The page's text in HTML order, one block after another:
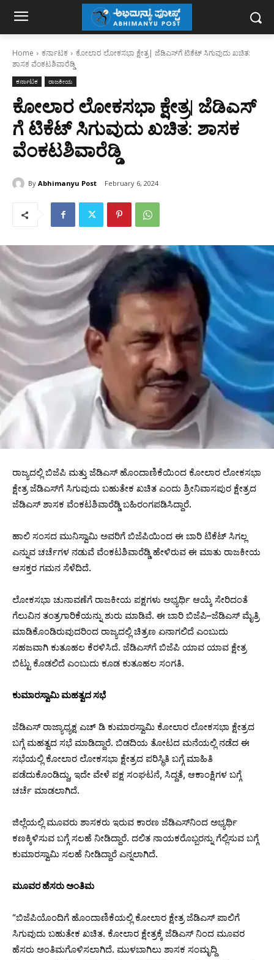
Home ಕರ್ನಾಟಕ
ಕೋಲಾರ ಲೋಕಸಭಾ ಕ್ಷೇತ್ರ| ಜೆಡಿಎಸ್​ಗೆ ಟಿಕೆಟ್ ಸಿಗುವುದು ಖಚಿತ:‌
ಶಾಸಕ ವೆಂಕಟಶಿವಾರೆಡ್ಡಿ
ಕರ್ನಾಟಕ ರಾಜಕೀಯ
ಕೋಲಾರ ಲೋಕಸಭಾ ಕ್ಷೇತ್ರ| ಜೆಡಿಎಸ್​
ಗೆ ಟಿಕೆಟ್ ಸಿಗುವುದು ಖಚಿತ:‌ ಶಾಸಕ
ವೆಂಕಟಶಿವಾರೆಡ್ಡಿ
By Abhimanyu Post February 6, 2024
ರಾಜ್ಯದಲ್ಲಿ ಬಿಜೆಪಿ ಮತ್ತು ಜೆಡಿಎಸ್‌ ಹೊಂದಾಣಿಕೆಯಿಂದ ಕೋಲಾರ ಲೋಕಸಭಾ
ಕ್ಷೇತ್ರ ಜೆಡಿಎಸ್​ಗೆ ಸಿಗುವುದು ಬಹುತೇಕ ಖಚಿತ ಎಂದು ಶ್ರೀನಿವಾಸಪುರ ಕ್ಷೇತ್ರದ
ಜೆಡಿಎಸ್ ಶಾಸಕ ವೆಂಕಟಶಿವಾರೆಡ್ಡಿ ಬಹಿರಂಗಪಡಿಸಿದ್ದಾರೆ.
ಹಾಲಿ ಸಂಸದ ಮುನಿಸ್ವಾಮಿ ಅವರಿಗೆ ಬಿಜೆಪಿಯಿಂದ ಈ ಬಾರಿ ಟಿಕೆಟ್‌ ಸಿಗಲ್ಲ
ಎನ್ನುವ ಚರ್ಚೆಗಳ ನಡುವೆ ವೆಂಕಟಶಿವಾರೆಡ್ಡಿ ಹೇಳಿರುವ ಈ ಮಾತು ರಾಜಕೀಯ
ಆಸಕ್ತರ ಗಮನ ಸೆಳೆದಿದೆ.
ಲೋಕಸಭಾ ಚುನಾವಣೆಗೆ ರಾಜಕೀಯ ಪಕ್ಷಗಳು ಅಭ್ಯರ್ಥಿ ಆಯ್ಕೆ ಸೇರಿದಂತೆ
ಗೆಲುವಿನ ತಂತ್ರಗಾರಿಕೆಯನ್ನು ಶುರು ಮಾಡಿವೆ. ಈ ಬಾರಿ ಬಿಜೆಪಿ–ಜೆಡಿಎಸ್‌ ಮೈತ್ರಿ
ಮಾಡಿಕೊಂಡಿರುವುದರಿಂದ ರಾಜ್ಯದಲ್ಲಿ ಚಿತ್ರಣ ಏನಾಗಲಿದೆ ಎಂಬುದು
ಸಹಜವಾಗಿ ಕುತೂಹಲ ಕೆರಳಿಸಿದೆ. ಜೆಡಿಎಸ್​ಗೆ ಬಿಜೆಪಿ ಯಾವ ಯಾವ ಕ್ಷೇತ್ರ
ಬಿಟ್ಟು ಕೊಡಲಿದೆ ಎಂಬುದು ಕೂಡ ಕುತೂಹಲ ಸಂಗತಿ.
ಕುಮಾರಸ್ವಾಮಿ ಮಹತ್ವದ ಸಭೆ
ಜೆಡಿಎಸ್​ ರಾಜ್ಯಾಧ್ಯಕ್ಷ ಎಚ್​ ಡಿ ಕುಮಾರಸ್ವಾಮಿ ಕೋಲಾರ ಲೋಕಸಭಾ ಕ್ಷೇತ್ರದ
ಬಗ್ಗೆ ಮಹತ್ವದ ಸಭೆ ಮಾಡಿದ್ದಾರೆ. ಬಿಡದಿಯ ತೋಟದ ಮನೆಯಲ್ಲಿ ನಡೆದ ಈ
ಸಭೆಯಲ್ಲಿ ಕೋಲಾರ ಲೋಕಸಭಾ ಕ್ಷೇತ್ರದ ಪರಿಸ್ಥಿತಿ ಬಗ್ಗೆ ಮಾಹಿತಿ
ಪಡೆದುಕೊಂಡಿದ್ದು, ಇದೇ ವೇಳೆ ಪಕ್ಷ ಸಂಘಟನೆ, ಸಿದ್ದತೆ, ಆಕಾಂಕ್ಷಿಗಳ ಬಗ್ಗೆ
ಚರ್ಚೆ ಮಾಡಲಾಗಿದೆ.
ಜಿಲ್ಲೆಯಲ್ಲಿ ಮೂವರು ಶಾಸಕರು ಇರುವ ಕಾರಣ ಜೆಡಿಎಸ್‌ನಿಂದ ಅಭ್ಯರ್ಥಿ
ಕಣಕ್ಕಿಳಿಸುವ ಬಗ್ಗೆ ಸಲಹೆ ನೀಡಿದ್ದಾರೆ. ದಲಿತ ನಾಯಕರೊಬ್ಬರನ್ನು ಗೆಲ್ಲಿಸುವ ಬಗ್ಗೆ
ಕುಮಾರಸ್ವಾಮಿ ಸಲಹೆ ನೀಡಿದ್ದಾರೆ ಎನ್ನಲಾಗಿದೆ.
ಮೂವರ ಹೆಸರು ಅಂತಿಮ
“ಬಿಜೆಪಿಯೊಂದಿಗೆ ಹೊಂದಾಣಿಕೆಯಲ್ಲಿ ಕೋಲಾರ ಕ್ಷೇತ್ರ ಜೆಡಿಎಸ್ ಪಾಲಿಗೆ
ಸಿಗುವುದು ಬಹುತೇಕ ಖಚಿತ. ಕೋಲಾರ ಕ್ಷೇತ್ರಕ್ಕೆ ಜೆಡಿಎಸ್ ನಿಂದ ಮೂವರ
ಹೆಸರು ಅಂತಿಮಗೊಳಿಸಲಾಗಿದೆ. ಮುಳಬಾಗಿಲು ಶಾಸಕ ಸಂಮೃದ್ದಿ